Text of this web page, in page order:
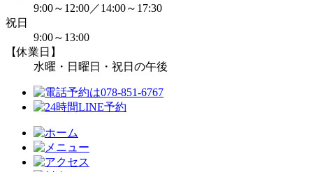
9:00～12:00／14:00～17:30
祝日
9:00～13:00
【休業日】
水曜・日曜日・祝日の午後